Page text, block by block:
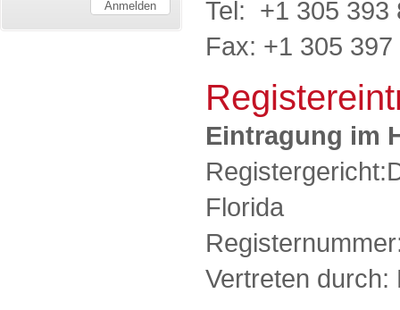
Tel: +1 305 393
Fax: +1 305 397
Eintragung im
Florida
Vertreten durch: